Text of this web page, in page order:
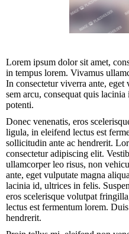
Lorem ipsum dolor sit amet,
in tempus lorem. Vivamus
In consectetur viverra ante,
sem arcu, consequat quis
potenti.
Donec venenatis, eros
ligula, in eleifend lectus est
sollicitudin ante ac hendrerit.
consectetur adipiscing elit.
ullamcorper leo risus, non
ante, eget vulputate magna
lacinia id, ultrices in felis.
eros scelerisque volutpat
lectus est fermentum lorem.
hendrerit.